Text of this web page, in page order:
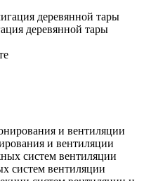
деревянной тары
и вентиляции
систем вентиляции